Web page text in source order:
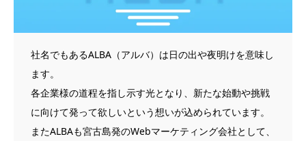
社名でもあるALBA（アルバ）は日の出や夜明けを意味し
ます。
各企業様の道程を指し示す光となり、新たな始動や挑戦
に向けて発って欲しいという想いが込められています。
またALBAも宮古島発のWebマーケティング会社として、